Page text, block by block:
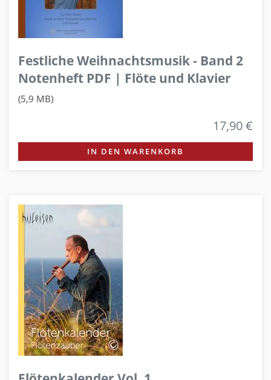
Festliche Weihnachtsmusik - Band 2
Notenheft PDF | Flöte und Klavier
(5,9 MB)
17,90 €
IN DEN WARENKORB